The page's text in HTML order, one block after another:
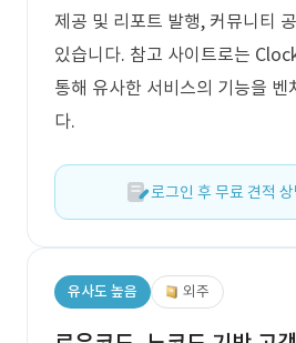
제공 및 리포트 발행, 커뮤니티
있습니다. 참고 사이트로는
통해 유사한 서비스의 기능을 벤
다.
로그인 후 무료 견적
유사도 높음 외주